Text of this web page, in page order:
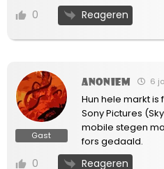
0 Reageren
Gast
Anoniem 6
Hun hele markt
Sony Pictures
mobile stegen
fors gedaald.
0 Reageren